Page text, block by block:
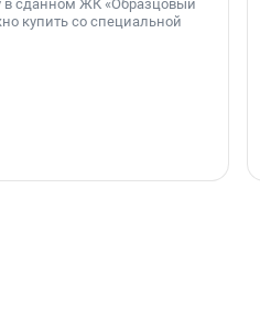
в сданном ЖК «Образцовый
купить со специальной